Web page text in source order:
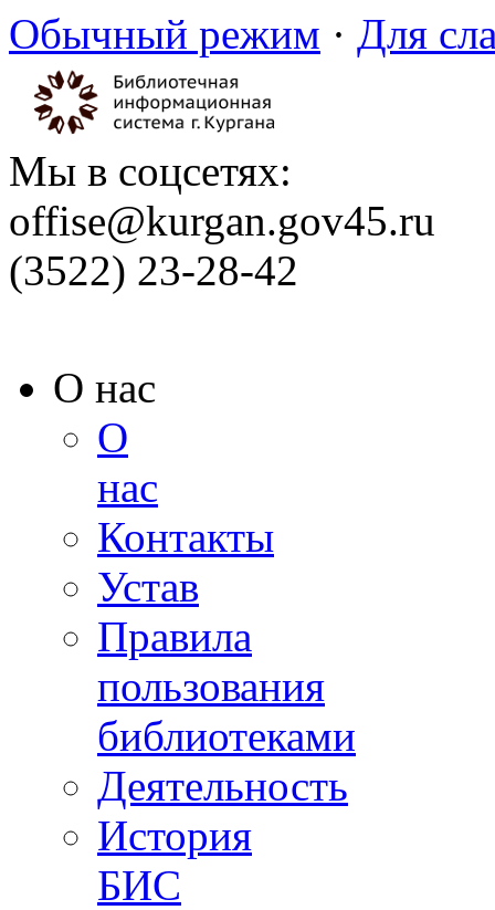
Обычный режим · Для
Мы в соцсетях:
offise@kurgan.gov45.ru
(3522) 23-28-42
О нас
О
нас
Контакты
Устав
Правила
пользования
библиотеками
Деятельность
История
БИС